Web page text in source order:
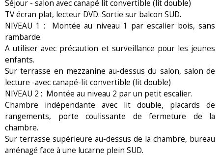
Séjour - salon avec canapé lit convertible (lit double)
TV écran plat, lecteur DVD. Sortie sur balcon SUD.
NIVEAU 1 : Montée au niveau 1 par escalier bois, sans
rambarde.
A utiliser avec précaution et surveillance pour les jeunes
enfants.
Sur terrasse en mezzanine au-dessus du salon, salon de
lecture -avec canapé-lit convertible (lit double)
NIVEAU 2 : Montée au niveau 2 par un petit escalier.
Chambre indépendante avec lit double, placards de
rangements, porte coulissante de fermeture de la
chambre.
Sur terrasse supérieure au-dessus de la chambre, bureau
aménagé face à une lucarne plein SUD.